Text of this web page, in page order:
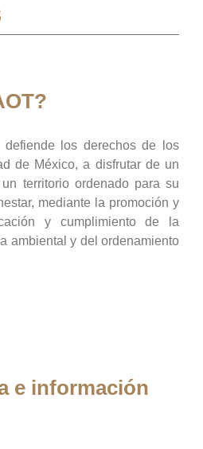
los derechos de los
de México, a disfrutar de un
territorio ordenado para su
mediante la promoción y
y cumplimiento de la
ambiental y del ordenamiento
e información